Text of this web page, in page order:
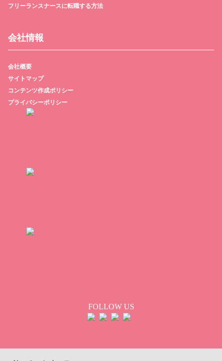
フリーランスナースに転職する方法
会社情報
会社概要
サイトマップ
コンテンツ作成ポリシー
プライバシーポリシー
FOLLOW US